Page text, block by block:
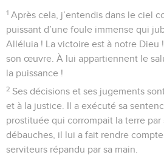
1 Après cela, j’entendis dans le ciel
puissant d’une foule immense qui
Alléluia ! La victoire est à notre Dieu
son œuvre. À lui appartiennent le
la puissance !
2 Ses décisions et ses jugements
et à la justice. Il a exécuté sa
prostituée qui corrompait la terre par
débauches, il lui a fait rendre
serviteurs répandu par sa main.